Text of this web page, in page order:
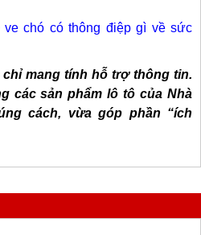
ve chó có thông điệp gì về sức
mang tính hỗ trợ thông tin.
các sản phẩm lô tô của Nhà
cách, vừa góp phần “ích